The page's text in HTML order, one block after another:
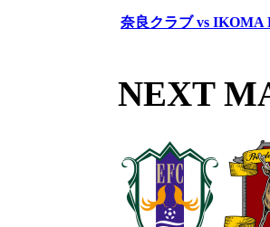
奈良クラブ vs IKOMA
NEXT